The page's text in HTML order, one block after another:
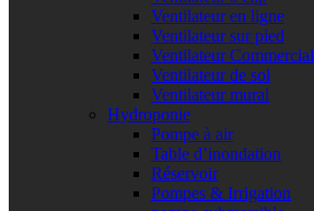
Ventilateur en ligne
Ventilateur sur pied
Ventilateur Commercial
Ventilateur de sol
Ventilateur mural
Hydroponie
Pompe à air
Table d’inondation
Réservoir
Pompes & Irrigation